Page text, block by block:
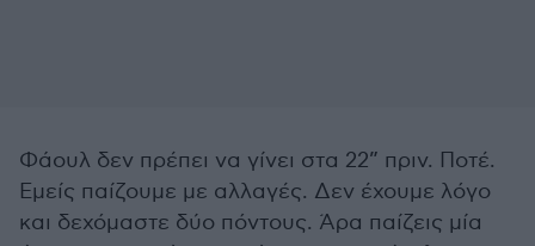
Φάουλ δεν πρέπει να γίνει στα 22” πριν. Ποτέ.
Εμείς παίζουμε με αλλαγές. Δεν έχουμε λόγο
και δεχόμαστε δύο πόντους. Άρα παίζεις μία